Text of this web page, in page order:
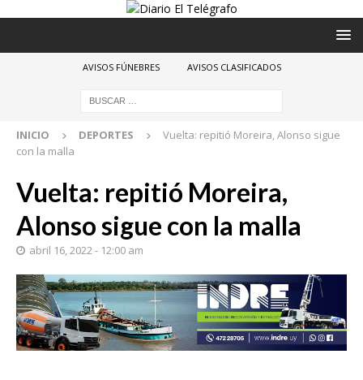
AVISOS FÚNEBRES AVISOS CLASIFICADOS
INICIO DEPORTES
Vuelta: repitió Moreira, Alonso sigue
con la malla
Vuelta: repitió Moreira,
Alonso sigue con la malla
abril 16, 2022 - 12:00 am